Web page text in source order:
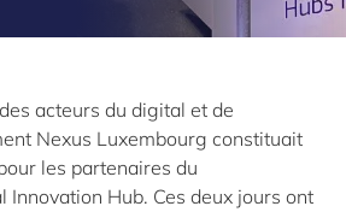
acteurs du digital et de
Nexus Luxembourg constituait
les partenaires du
Hub. Ces deux jours ont